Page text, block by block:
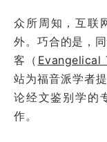
众所周知，互
外。巧合的是，
客（ Evangelical
站为福音派学者
论经文鉴别学的
作。